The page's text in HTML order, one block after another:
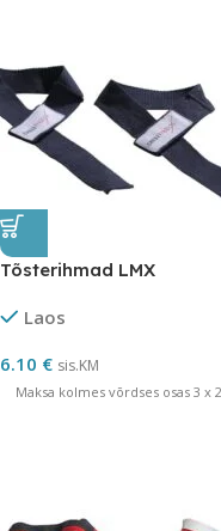
Tõsterihmad LMX
Laos
6.10 € sis.KM
Maksa kolmes võrdses osas 3 x